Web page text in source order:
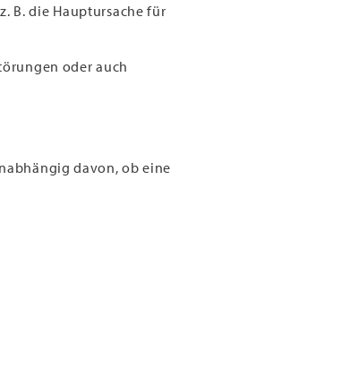
B. die Hauptursache für
oder auch
davon, ob eine